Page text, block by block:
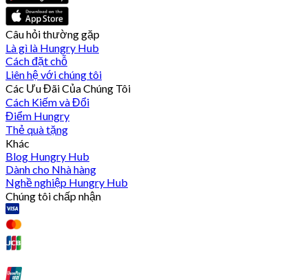
Câu hỏi thường gặp
Là gì là Hungry Hub
Cách đặt chỗ
Liên hệ với chúng tôi
Các Ưu Đãi Của Chúng Tôi
Cách Kiếm và Đổi
Điểm Hungry
Thẻ quà tặng
Khác
Blog Hungry Hub
Dành cho Nhà hàng
Nghề nghiệp Hungry Hub
Chúng tôi chấp nhận